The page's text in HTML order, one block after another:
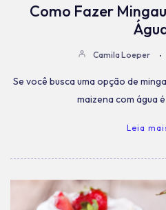
Como Fazer
Camila Loeper
Se você busca uma opção de
maizena com água
Leia